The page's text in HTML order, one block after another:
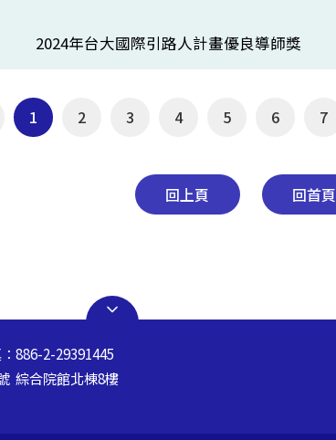
2024年台大國際引路人計畫優良導師獎
1 2 3 4 5 6 7
回上頁 回首頁
886-2-29391445
綜合院館北棟8樓